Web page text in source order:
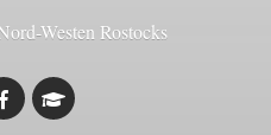
Westen Rostocks